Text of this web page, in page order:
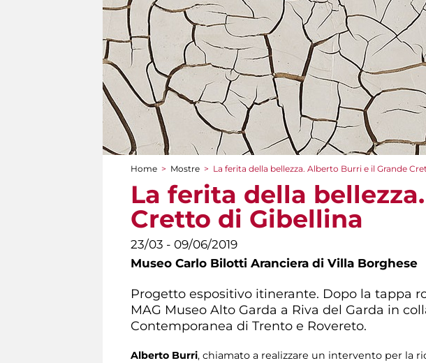
Tu sei qui
Home > Mostre > La ferita della bellezza. Alberto Burri e il Grande
La ferita della
Cretto di Gibellina
23/03 - 09/06/2019
Museo Carlo Bilotti Aranciera di Villa Borghese
Progetto espositivo itinerante. Dopo la tappa
MAG Museo Alto Garda a Riva del Garda in
Contemporanea di Trento e Rovereto.
Alberto Burri, chiamato a realizzare un intervento per la